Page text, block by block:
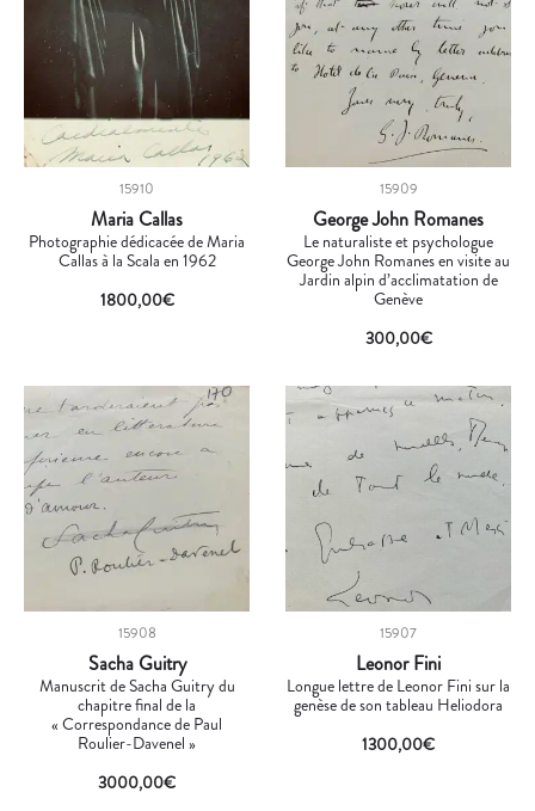
15910
Maria Callas
Photographie dédicacée de Maria
Callas à la Scala en 1962
1800,00€
15909
George John Romanes
Le naturaliste et psychologue
George John Romanes en visite au
Jardin alpin d’acclimatation de
Genève
300,00€
15908
Sacha Guitry
Manuscrit de Sacha Guitry du
chapitre final de la
« Correspondance de Paul
Roulier-Davenel »
3000,00€
15907
Leonor Fini
Longue lettre de Leonor Fini sur la
genèse de son tableau Heliodora
1300,00€